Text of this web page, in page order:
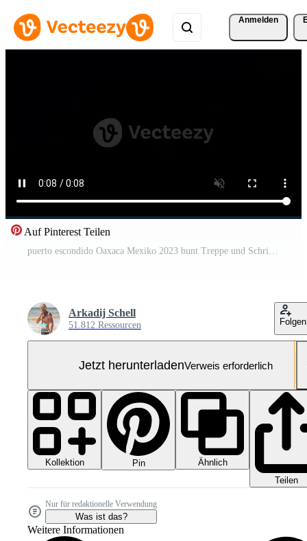
Anmelden
Auf Pinterest Teilen
puerto escondido Oaxaca Mexiko 2023 bunt Treppe und Schritte im Regenbogen Farben puerto escondido Mexiko.
Arkadij Schell
51.812 Ressourcen Folgen
Jetzt herunterladenVerweis erforderlich
Kollektion Pin
Ähnlich
Teilen
Nur für redaktionelle Verwendung
Was ist das?
Weitere Informationen